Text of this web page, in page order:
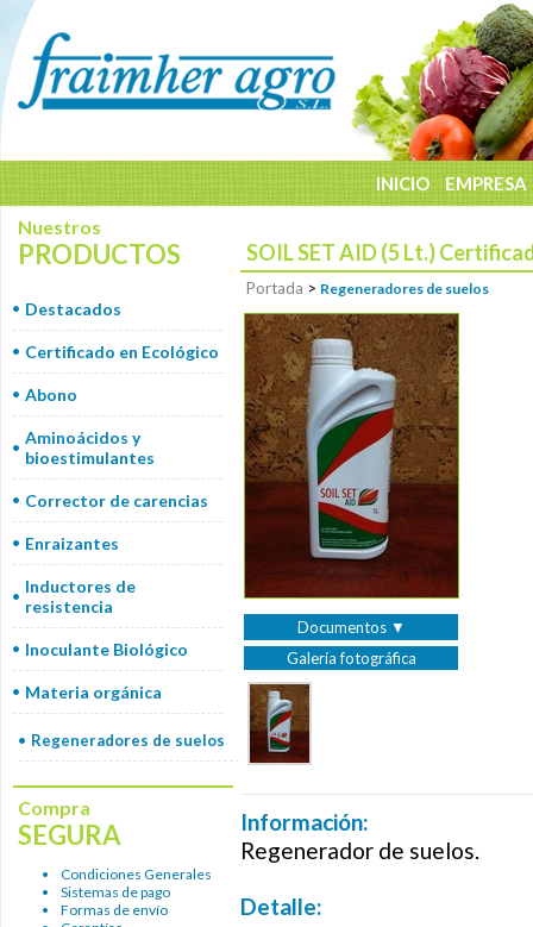
INICIO EMPRESA
Nuestros
PRODUCTOS
Destacados
Certificado en Ecológico
Abono
Aminoácidos y
bioestimulantes
Corrector de carencias
Enraizantes
Inductores de
resistencia
Inoculante Biológico
Materia orgánica
Regeneradores de suelos
Compra
SEGURA
Condiciones Generales
Sistemas de pago
Formas de envío
SOIL SET AID (5 Lt.)
Portada > Regeneradores de suelos
Documentos ▼
Galería fotográfica
Información:
Regenerador de suelos.
Detalle: